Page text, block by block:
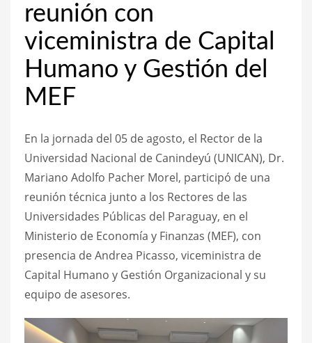
reunión con
viceministra de Capital
Humano y Gestión del
MEF
En la jornada del 05 de agosto, el Rector de la
Universidad Nacional de Canindeyú (UNICAN), Dr.
Mariano Adolfo Pacher Morel, participó de una
reunión técnica junto a los Rectores de las
Universidades Públicas del Paraguay, en el
Ministerio de Economía y Finanzas (MEF), con
presencia de Andrea Picasso, viceministra de
Capital Humano y Gestión Organizacional y su
equipo de asesores.